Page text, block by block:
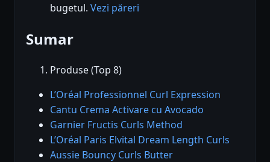
bugetul. Vezi păreri
Sumar
Produse (Top 8)
L’Oréal Professionnel Curl Expression
Cantu Crema Activare cu Avocado
Garnier Fructis Curls Method
L’Oréal Paris Elvital Dream Length Curls
Aussie Bouncy Curls Butter